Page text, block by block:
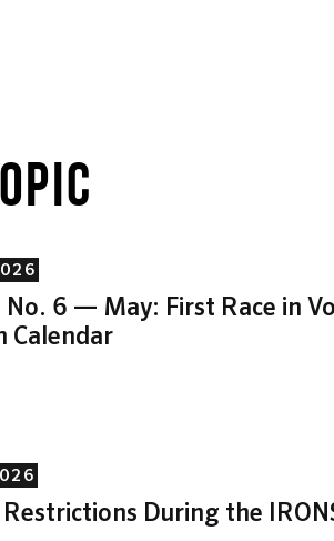
No. 6 — May: First Race in
Calendar
During the